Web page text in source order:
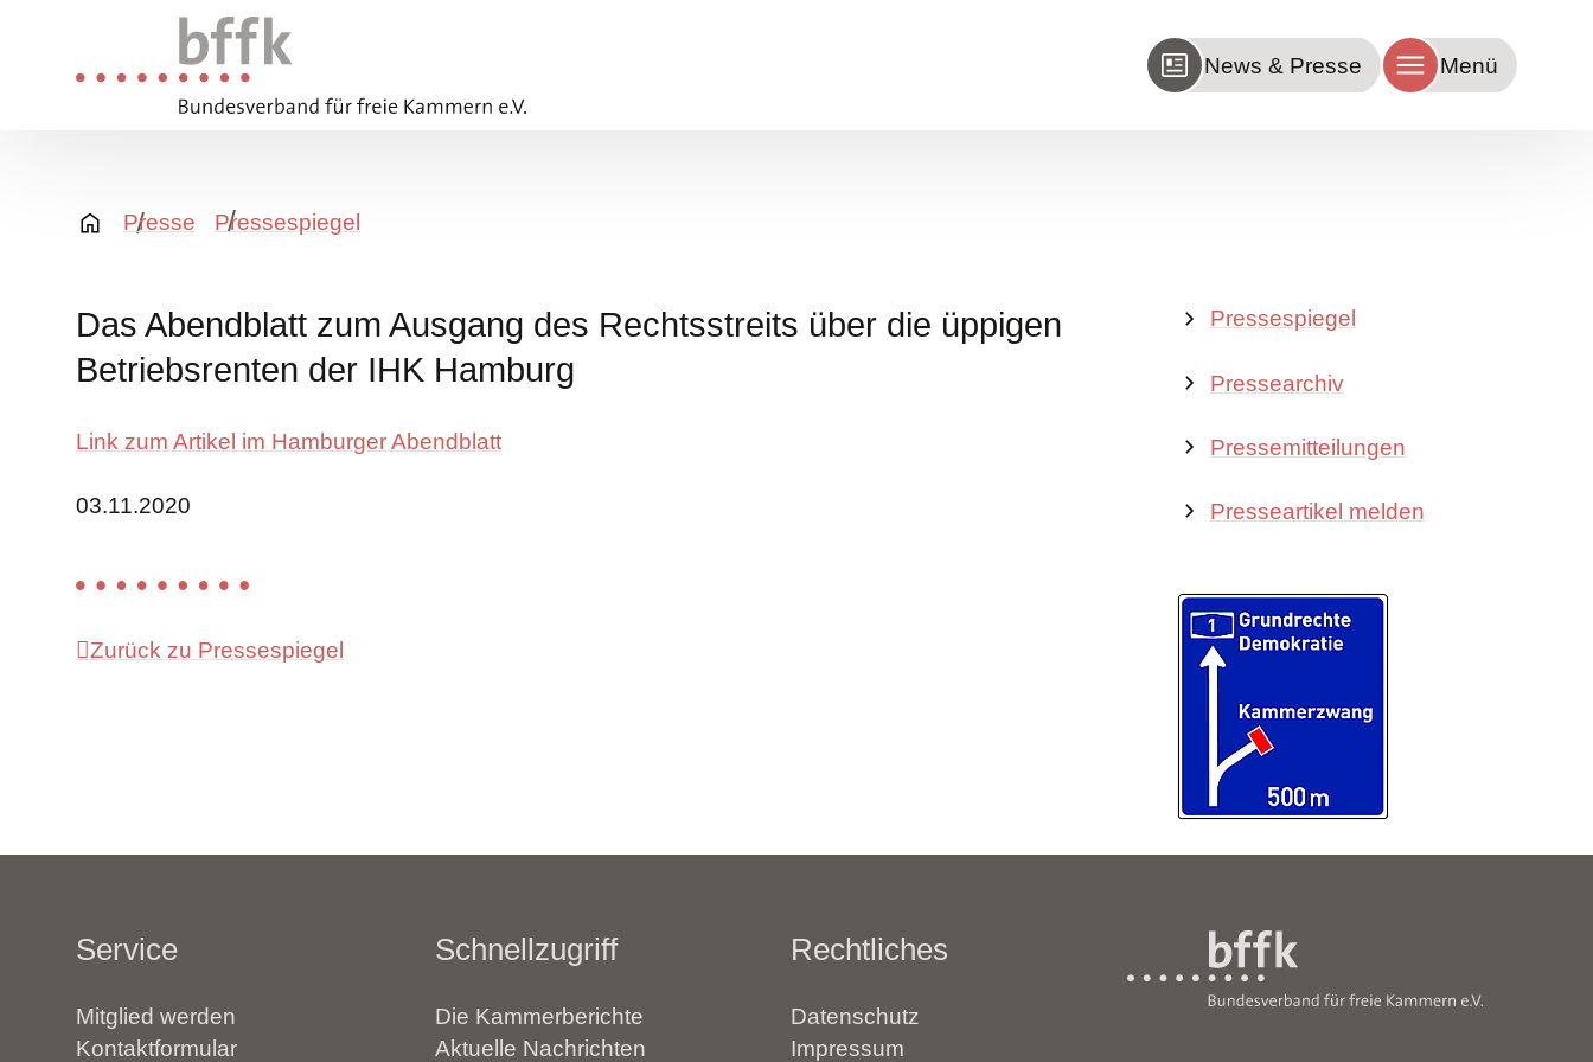
News & Presse Menü
Presse Pressespiegel
Das Abendblatt zum Ausgang des Rechtsstreits über die üppigen
Betriebsrenten der IHK Hamburg
Link zum Artikel im Hamburger Abendblatt
03.11.2020
Zurück zu Pressespiegel
Pressespiegel
Pressearchiv
Pressemitteilungen
Presseartikel melden
Service
Mitglied werden
Kontaktformular
Schnellzugriff
Die Kammerberichte
Aktuelle Nachrichten
Rechtliches
Datenschutz
Impressum